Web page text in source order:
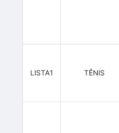
LISTA1 TÊNIS